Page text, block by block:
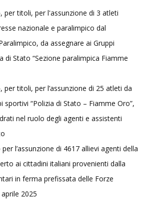
per titoli, per l'assunzione di 3 atleti
nazionale e paralimpico dal
da assegnare ai Gruppi
di Stato “Sezione paralimpica Fiamme
per titoli, per l’assunzione di 25 atleti da
sportivi “Polizia di Stato – Fiamme Oro”,
nel ruolo degli agenti e assistenti
l’assunzione di 4617 allievi agenti della
ai cittadini italiani provenienti dalla
in ferma prefissata delle Forze
2025